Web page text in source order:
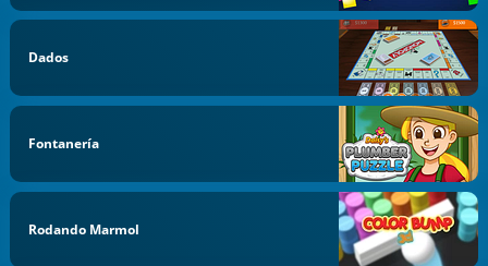
Dados
Fontanería
Rodando Marmol